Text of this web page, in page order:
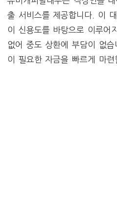
출 서비스를 제공합니다. 이
이 신용도를 바탕으로 이루어
없어 중도 상환에 부담이 없
이 필요한 자금을 빠르게 마련